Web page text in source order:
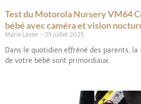
Test du Motorola Nursery VM64
bébé avec caméra et vision
Marie Lavier 29 juillet 2025
Dans le quotidien effréné des parents,
de votre bébé sont primordiaux.